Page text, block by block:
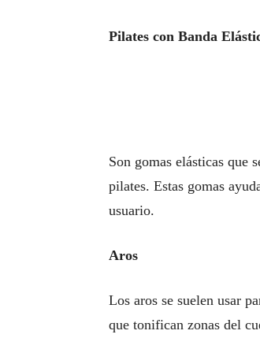
Pilates con Banda
Son gomas elásticas que
pilates. Estas gomas
usuario.
Aros
Los aros se suelen usar
que tonifican zonas del